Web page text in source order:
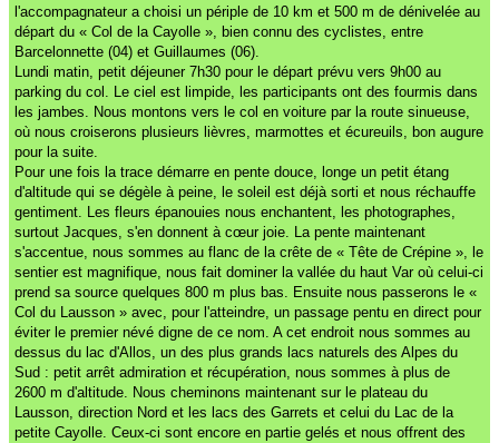
l'accompagnateur a choisi un périple de 10 km et 500 m de dénivelée au
départ du « Col de la Cayolle », bien connu des cyclistes, entre
Barcelonnette (04) et Guillaumes (06).
Lundi matin, petit déjeuner 7h30 pour le départ prévu vers 9h00 au
parking du col. Le ciel est limpide, les participants ont des fourmis dans
les jambes. Nous montons vers le col en voiture par la route sinueuse,
où nous croiserons plusieurs lièvres, marmottes et écureuils, bon augure
pour la suite.
Pour une fois la trace démarre en pente douce, longe un petit étang
d'altitude qui se dégèle à peine, le soleil est déjà sorti et nous réchauffe
gentiment. Les fleurs épanouies nous enchantent, les photographes,
surtout Jacques, s'en donnent à cœur joie. La pente maintenant
s'accentue, nous sommes au flanc de la crête de « Tête de Crépine », le
sentier est magnifique, nous fait dominer la vallée du haut Var où celui-ci
prend sa source quelques 800 m plus bas. Ensuite nous passerons le «
Col du Lausson » avec, pour l'atteindre, un passage pentu en direct pour
éviter le premier névé digne de ce nom. A cet endroit nous sommes au
dessus du lac d'Allos, un des plus grands lacs naturels des Alpes du
Sud : petit arrêt admiration et récupération, nous sommes à plus de
2600 m d'altitude. Nous cheminons maintenant sur le plateau du
Lausson, direction Nord et les lacs des Garrets et celui du Lac de la
petite Cayolle. Ceux-ci sont encore en partie gelés et nous offrent des